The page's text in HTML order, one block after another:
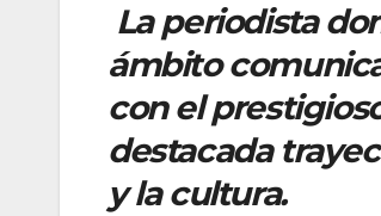
La periodista
ámbito
con el
destacada
y la cultura.